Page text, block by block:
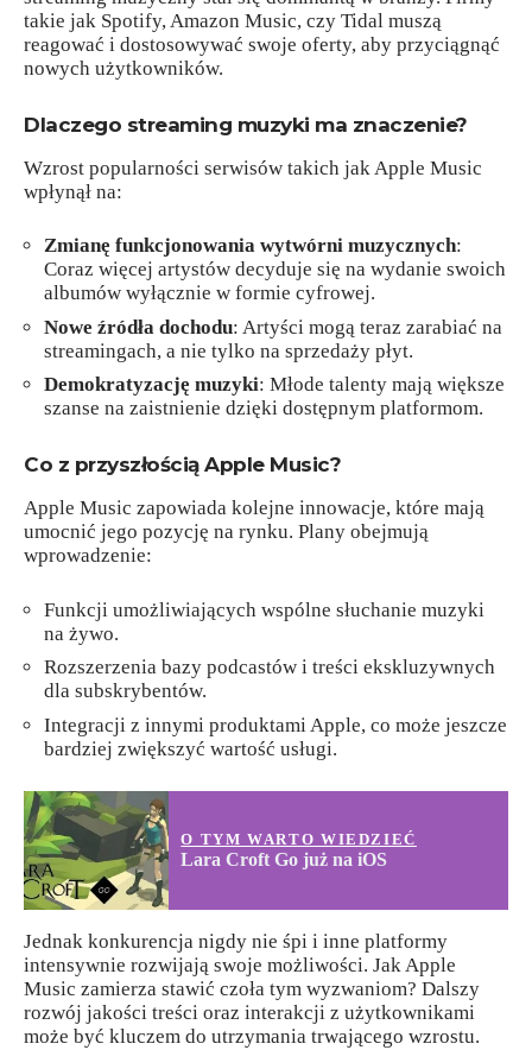
takie jak Spotify, Amazon Music, czy Tidal muszą
reagować i dostosowywać swoje oferty, aby przyciągnąć
nowych użytkowników.
Dlaczego streaming muzyki ma znaczenie?
Wzrost popularności serwisów takich jak Apple Music
wpłynął na:
Zmianę funkcjonowania wytwórni muzycznych:
Coraz więcej artystów decyduje się na wydanie swoich
albumów wyłącznie w formie cyfrowej.
Nowe źródła dochodu: Artyści mogą teraz zarabiać na
streamingach, a nie tylko na sprzedaży płyt.
Demokratyzację muzyki: Młode talenty mają większe
szanse na zaistnienie dzięki dostępnym platformom.
Co z przyszłością Apple Music?
Apple Music zapowiada kolejne innowacje, które mają
umocnić jego pozycję na rynku. Plany obejmują
wprowadzenie:
Funkcji umożliwiających wspólne słuchanie muzyki
na żywo.
Rozszerzenia bazy podcastów i treści ekskluzywnych
dla subskrybentów.
Integracji z innymi produktami Apple, co może jeszcze
bardziej zwiększyć wartość usługi.
O TYM WARTO WIEDZIEĆ
Lara Croft Go już na iOS
Jednak konkurencja nigdy nie śpi i inne platformy
intensywnie rozwijają swoje możliwości. Jak Apple
Music zamierza stawić czoła tym wyzwaniom? Dalszy
rozwój jakości treści oraz interakcji z użytkownikami
może być kluczem do utrzymania trwającego wzrostu.